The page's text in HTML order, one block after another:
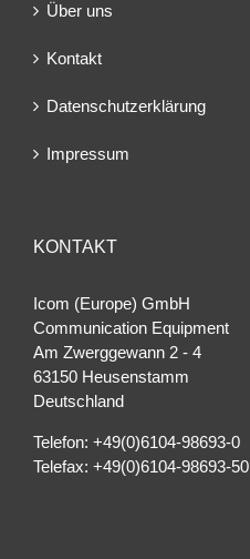
Über uns
Kontakt
Datenschutzerklärung
Impressum
KONTAKT
Icom (Europe) GmbH
Communication Equipment
Am Zwerggewann 2 ‐ 4
63150 Heusenstamm
Deutschland
Telefon: +49(0)6104-98693-0
Telefax: +49(0)6104-98693-50